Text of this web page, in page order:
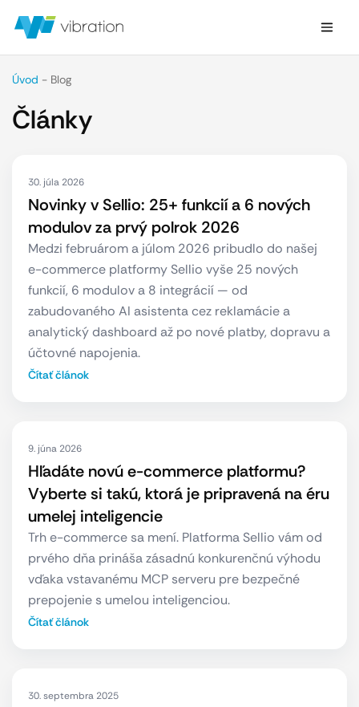
Úvod - Blog
Články
30. júla 2026
Novinky v Sellio: 25+ funkcií a 6 nových
modulov za prvý polrok 2026
Medzi februárom a júlom 2026 pribudlo do našej
e-commerce platformy Sellio vyše 25 nových
funkcií, 6 modulov a 8 integrácií — od
zabudovaného AI asistenta cez reklamácie a
analytický dashboard až po nové platby, dopravu a
účtovné napojenia.
Čítať článok
9. júna 2026
Hľadáte novú e-commerce platformu?
Vyberte si takú, ktorá je pripravená na éru
umelej inteligencie
Trh e-commerce sa mení. Platforma Sellio vám od
prvého dňa prináša zásadnú konkurenčnú výhodu
vďaka vstavanému MCP serveru pre bezpečné
prepojenie s umelou inteligenciou.
Čítať článok
30. septembra 2025